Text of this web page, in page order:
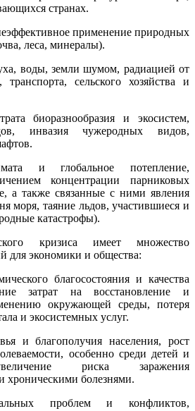
странах.
применение природных
леса, минералы).
воды, земли шумом, радиацией от
сельского хозяйства и
биоразнообразия и экосистем,
инвазия чужеродных видов,
и глобальное потепление,
концентрации парниковых
а также связанные с ними явления
моря, таяние льдов, участившиеся и
катастрофы).
кризиса имеет множество
для экономики и общества:
благосостояния и качества
затрат на восстановление и
окружающей среды, потеря
и экосистемных услуг.
и благополучия населения, рост
особенно среди детей и
риска заражения
болезнями.
проблем и конфликтов,